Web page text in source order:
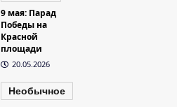
9 мая: Парад
Победы на
Красной
площади
20.05.2026
Необычное